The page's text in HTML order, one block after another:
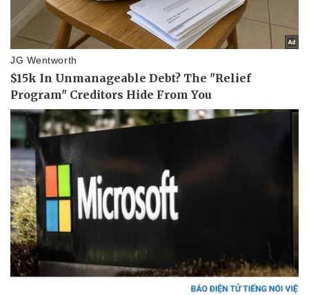
Doanh nghiệp
Thông tin doanh nghiệp
Doanh nghiệp 24h
Doanh nhân
Vì cộng đồng
Sành điệu
Tin Công nghệ
Trải nghiệm